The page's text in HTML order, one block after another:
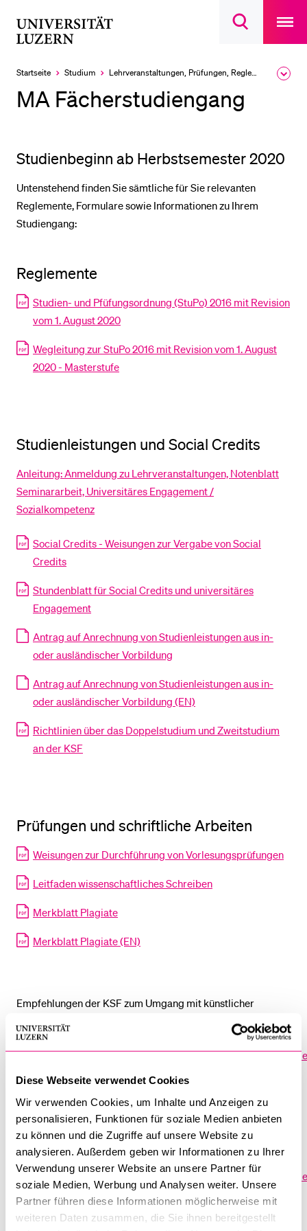
Diese Webseite verwendet Cookies
Wir verwenden Cookies, um Inhalte und Anzeigen zu
personalisieren, Funktionen für soziale Medien anbieten
zu können und die Zugriffe auf unsere Website zu
analysieren. Außerdem geben wir Informationen zu Ihrer
Verwendung unserer Website an unsere Partner für
soziale Medien, Werbung und Analysen weiter. Unsere
Partner führen diese Informationen möglicherweise mit
weiteren Daten zusammen, die Sie ihnen bereitgestellt
Suchdialog
main
Startseite Studium Lehrveranstaltungen, Prüfungen, Reglemente
MA Fächerstudiengang
Studienbeginn ab Herbstsemester 2020
Untenstehend finden Sie sämtliche für Sie relevanten
Reglemente, Formulare sowie Informationen zu Ihrem
Studiengang:
Reglemente
Studien- und Pfüfungsordnung (StuPo) 2016 mit Revision
vom 1. August 2020
Wegleitung zur StuPo 2016 mit Revision vom 1. August
2020 - Masterstufe
Studienleistungen und Social Credits
Anleitung: Anmeldung zu Lehrveranstaltungen, Notenblatt
Seminararbeit, Universitäres Engagement /
Sozialkompetenz
Social Credits - Weisungen zur Vergabe von Social
Credits
Stundenblatt für Social Credits und universitäres
Engagement
Antrag auf Anrechnung von Studienleistungen aus in-
oder ausländischer Vorbildung
Antrag auf Anrechnung von Studienleistungen aus in-
oder ausländischer Vorbildung (EN)
Richtlinien über das Doppelstudium und Zweitstudium
an der KSF
Prüfungen und schriftliche Arbeiten
Weisungen zur Durchführung von Vorlesungsprüfungen
Leitfaden wissenschaftliches Schreiben
Merkblatt Plagiate
Merkblatt Plagiate (EN)
Empfehlungen der KSF zum Umgang mit künstlicher
Intelligenz:
https://www.unilu.ch/fileadmin/fakultaeten/ksf/Dekanat/dok/
Hinweise zur Weiterverwendung von Seminararbeiten und
Abschlussprüfungen:
https://www.unilu.ch/fileadmin/fakultaeten/ksf/Dekanat/dok/
Verlängerung der Prüfungsdauer für
LETZTE SUCHEN
DIE UNI FÜR…
Studierende
Forschende
Mitarbeitende
Förderer
Medien
BELIEBTE INHALTE
Vorlesungsverzeichnis
Menuplan Mensa
Anmeldung und Zulassung